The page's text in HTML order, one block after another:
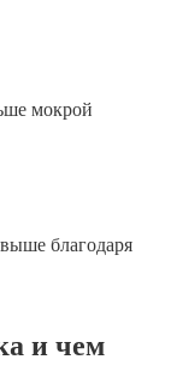
мокрой
благодаря
и чем